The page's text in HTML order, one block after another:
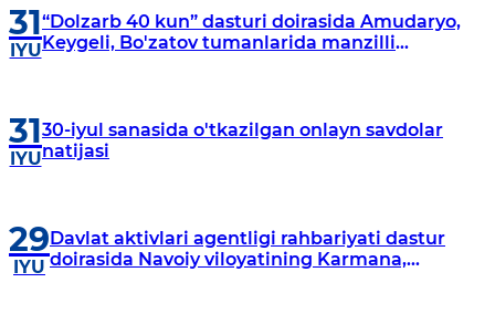
31
IYU
“Dolzarb 40 kun” dasturi doirasida Amudaryo,
Keygeli, Bo'zatov tumanlarida manzilli
31
IYU
30-iyul sanasida o'tkazilgan onlayn savdolar
natijasi
29
IYU
Davlat aktivlari agentligi rahbariyati dastur
doirasida Navoiy viloyatining Karmana,